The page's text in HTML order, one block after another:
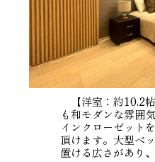
【洋室：約10.2
も和モダンな雰囲
インクローゼット
頂けます。大型ベ
置ける広さがあり